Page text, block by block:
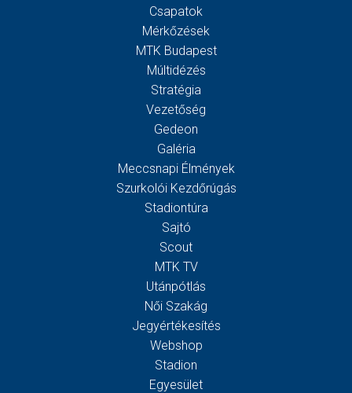
Csapatok
Mérkőzések
MTK Budapest
Múltidézés
Stratégia
Vezetőség
Gedeon
Galéria
Meccsnapi Élmények
Szurkolói Kezdőrúgás
Stadiontúra
Sajtó
Scout
MTK TV
Utánpótlás
Női Szakág
Jegyértékesítés
Webshop
Stadion
Egyesület